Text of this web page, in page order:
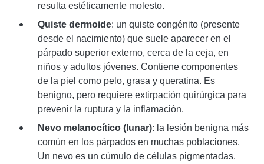
resulta estéticamente molesto.
Quiste dermoide: un quiste congénito (presente
desde el nacimiento) que suele aparecer en el
párpado superior externo, cerca de la ceja, en
niños y adultos jóvenes. Contiene componentes
de la piel como pelo, grasa y queratina. Es
benigno, pero requiere extirpación quirúrgica para
prevenir la ruptura y la inflamación.
Nevo melanocítico (lunar): la lesión benigna más
común en los párpados en muchas poblaciones.
Un nevo es un cúmulo de células pigmentadas.